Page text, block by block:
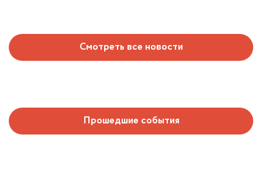
Смотреть все новости
Прошедшие события